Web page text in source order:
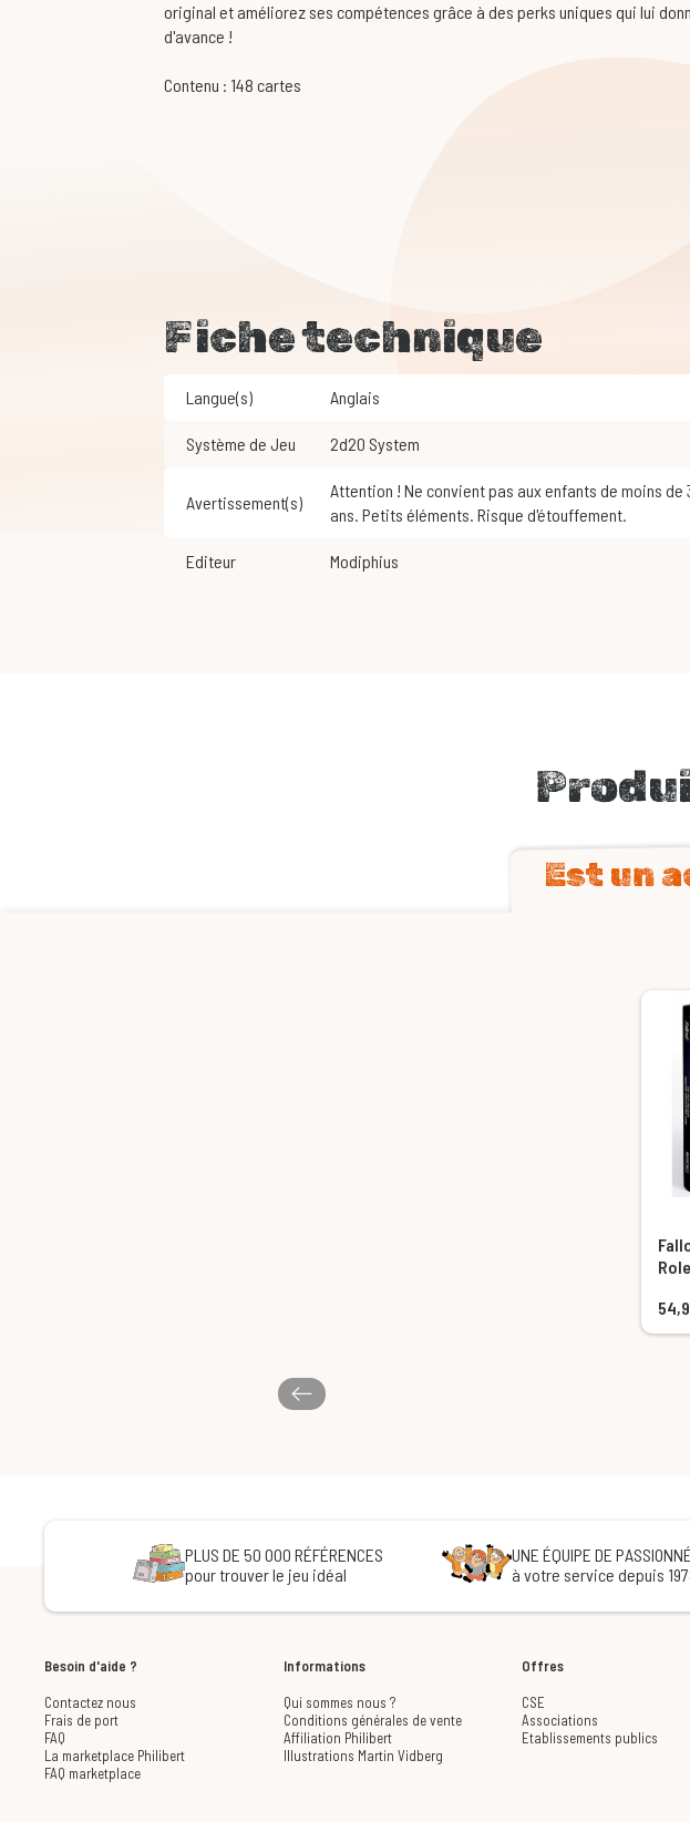
original et améliorez ses compétences grâce à des perks uniques qui lui
d'avance !
Contenu : 148 cartes
Fiche technique
Langue(s) Anglais
Système de Jeu 2d20 System
Avertissement(s)
Attention ! Ne convient pas aux enfants de moins de 3
ans. Petits éléments. Risque d'étouffement.
Editeur Modiphius
Est un
PLUS DE 50 000 RÉFÉRENCES
pour trouver le jeu idéal
UNE ÉQUIPE DE
à votre service depuis
Besoin d'aide ?
Contactez nous
Frais de port
FAQ
La marketplace Philibert
FAQ marketplace
Informations
Qui sommes nous ?
Conditions générales de vente
Affiliation Philibert
Illustrations Martin Vidberg
Offres
CSE
Associations
Etablissements publics